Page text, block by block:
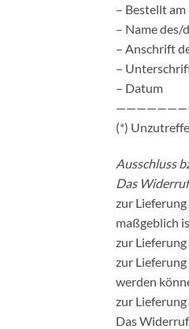
– Bestellt
– Name des/
– Anschrift
–
– Datum
(*)
Ausschluss
Das
zur
maßgeblich
zur
zur
werden
zur
Das